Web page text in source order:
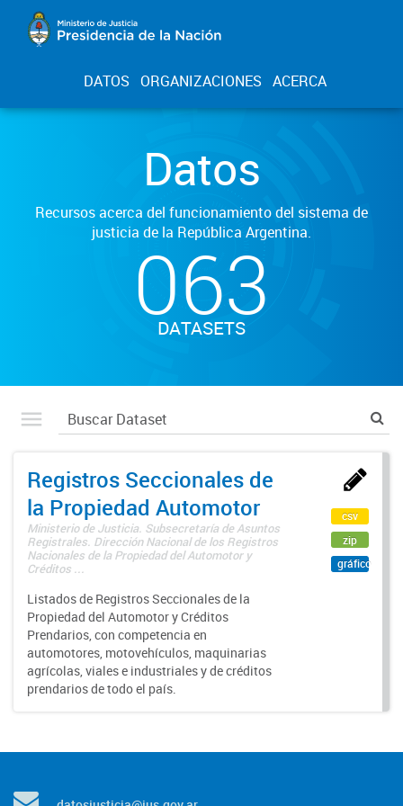
DATOS ORGANIZACIONES ACERCA
Datos
Recursos acerca del funcionamiento del sistema de
justicia de la República Argentina.
063
DATASETS
Registros Seccionales de
la Propiedad Automotor
Ministerio de Justicia. Subsecretaría de Asuntos
Registrales. Dirección Nacional de los Registros
Nacionales de la Propiedad del Automotor y
Créditos ...
Listados de Registros Seccionales de la
Propiedad del Automotor y Créditos
Prendarios, con competencia en
automotores, motovehículos, maquinarias
agrícolas, viales e industriales y de créditos
prendarios de todo el país.
csv
zip
gráfico